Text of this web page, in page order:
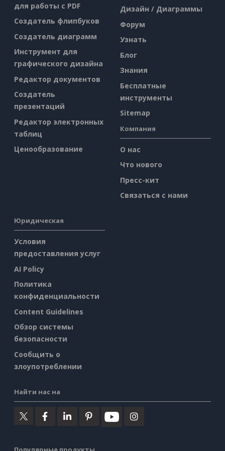
для работы с PDF
Создатель флипбуков
Создатель диаграмм
Инструмент для
графического дизайна
Редактор документов
Создатель
презентаций
Редактор электронных
таблиц
Ценообразование
Дизайн / Диаграммы
Форум
Узнать
Блог
Знания
Бесплатные
инструменты
Sitemap
Компания
О нас
Что нового
Пресс-кит
Связаться с нами
Юридическая
Условия
предоставления услуг
AI Policy
Политика
конфиденциальности
Content Guidelines
Обзор системы
безопасности
Сообщить о
злоупотреблении
Найти нас на